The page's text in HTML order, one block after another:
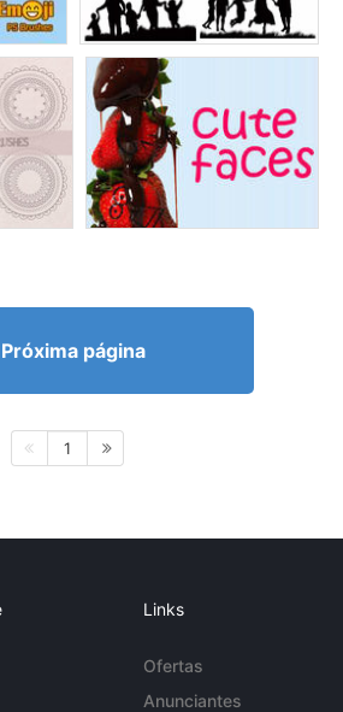
Próxima página
1
Links
Ofertas
Anunciantes